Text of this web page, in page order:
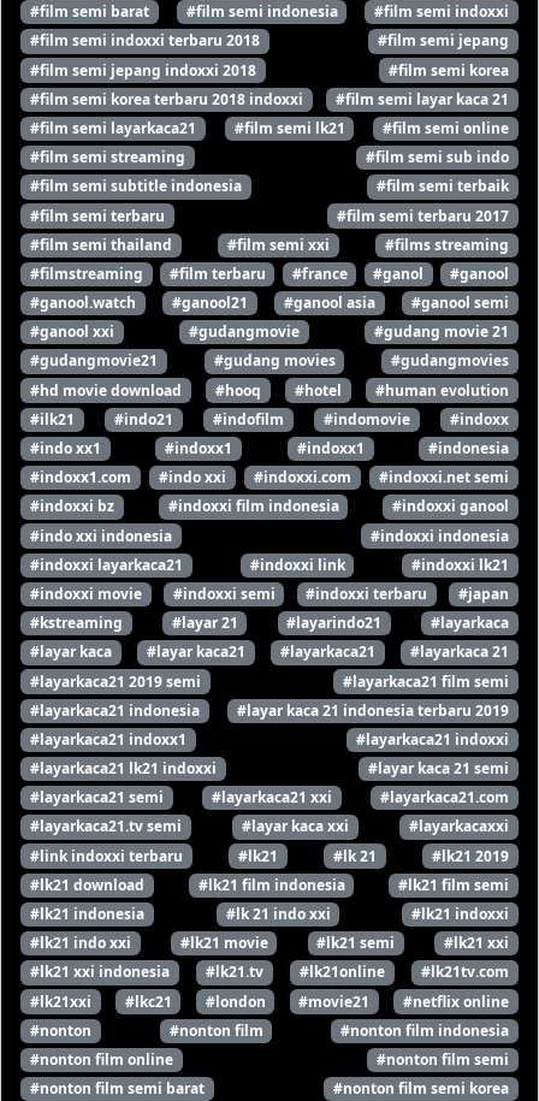
#film semi barat
#film semi indonesia
#film semi indoxxi
#film semi indoxxi terbaru 2018
#film semi jepang
#film semi jepang indoxxi 2018
#film semi korea
#film semi korea terbaru 2018 indoxxi
#film semi layar kaca 21
#film semi layarkaca21
#film semi lk21
#film semi online
#film semi streaming
#film semi sub indo
#film semi subtitle indonesia
#film semi terbaik
#film semi terbaru
#film semi terbaru 2017
#film semi thailand
#film semi xxi
#films streaming
#filmstreaming
#film terbaru #france #ganol
#ganool
#ganool.watch
#ganool21 #ganool asia
#ganool semi
#ganool xxi
#gudangmovie
#gudang movie 21
#gudangmovie21
#gudang movies
#gudangmovies
#hd movie download
#hooq #hotel
#human evolution
#ilk21
#indo21 #indofilm #indomovie
#indoxx
#indo xx1
#indoxx1 #indoxx1
#indonesia
#indoxx1.com
#indo xxi #indoxxi.com
#indoxxi.net semi
#indoxxi bz
#indoxxi film indonesia
#indoxxi ganool
#indo xxi indonesia
#indoxxi indonesia
#indoxxi layarkaca21
#indoxxi link
#indoxxi lk21
#indoxxi movie
#indoxxi semi #indoxxi terbaru
#japan
#kstreaming
#layar 21 #layarindo21
#layarkaca
#layar kaca
#layar kaca21 #layarkaca21
#layarkaca 21
#layarkaca21 2019 semi
#layarkaca21 film semi
#layarkaca21 indonesia
#layar kaca 21 indonesia terbaru 2019
#layarkaca21 indoxx1
#layarkaca21 indoxxi
#layarkaca21 lk21 indoxxi
#layar kaca 21 semi
#layarkaca21 semi
#layarkaca21 xxi
#layarkaca21.com
#layarkaca21.tv semi
#layar kaca xxi
#layarkacaxxi
#link indoxxi terbaru
#lk21 #lk 21
#lk21 2019
#lk21 download
#lk21 film indonesia
#lk21 film semi
#lk21 indonesia
#lk 21 indo xxi
#lk21 indoxxi
#lk21 indo xxi
#lk21 movie #lk21 semi
#lk21 xxi
#lk21 xxi indonesia
#lk21.tv #lk21online
#lk21tv.com
#lk21xxi
#lkc21 #london #movie21
#netflix online
#nonton
#nonton film
#nonton film indonesia
#nonton film online
#nonton film semi
#nonton film semi barat
#nonton film semi korea